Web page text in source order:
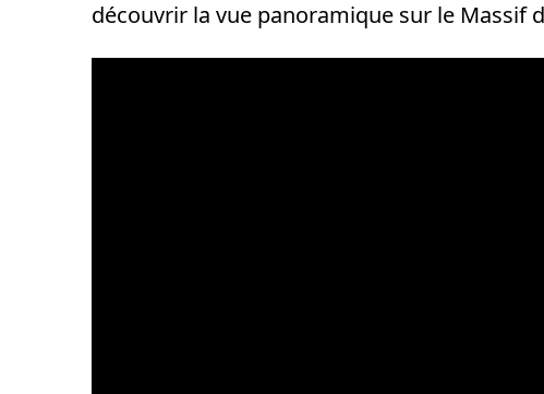
découvrir la vue panoramique sur le Massif